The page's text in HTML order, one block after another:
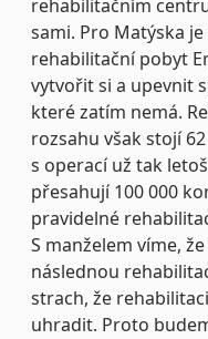
rehabilitačním
sami. Pro Matýska
rehabilitační pobyt
vytvořit si a upevnit
které zatím nemá.
rozsahu však stojí
s operací už tak
přesahují 100 000
pravidelné
S manželem víme,
následnou
strach, že
uhradit. Proto